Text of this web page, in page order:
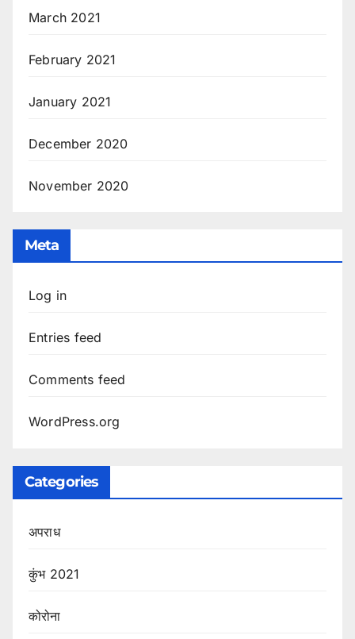
March 2021
February 2021
January 2021
December 2020
November 2020
Meta
Log in
Entries feed
Comments feed
WordPress.org
Categories
अपराध
कुंभ 2021
कोरोना